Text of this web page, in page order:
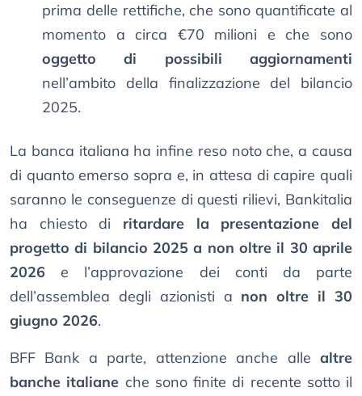
prima delle rettifiche, che sono quantificate al
momento a circa €70 milioni e che sono
oggetto di possibili aggiornamenti
nell’ambito della finalizzazione del bilancio
2025.
La banca italiana ha infine reso noto che, a causa
di quanto emerso sopra e, in attesa di capire quali
saranno le conseguenze di questi rilievi, Bankitalia
ha chiesto di ritardare la presentazione del
progetto di bilancio 2025 a non oltre il 30 aprile
2026 e l’approvazione dei conti da parte
dell’assemblea degli azionisti a non oltre il 30
giugno 2026.
BFF Bank a parte, attenzione anche alle altre
banche italiane che sono finite di recente sotto il